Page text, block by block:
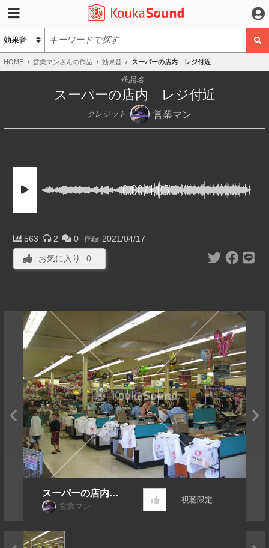
HOME 営業マンさんの作品 効果音 スーパーの店内 レジ付近
作品名
スーパーの店内 レジ付近
クレジット 営業マン
0:00/1:05
563 2 0 登録 2021/04/17
お気に入り 0
スーパーの店内
レジ付近
営業マン
視聴限定